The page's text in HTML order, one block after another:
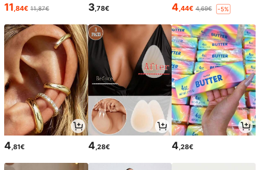
11,84€ 11,87€ 3,78€ 4,44€ 4,69€ -5%
4 ,81€ 4 ,28€ 4 ,28€